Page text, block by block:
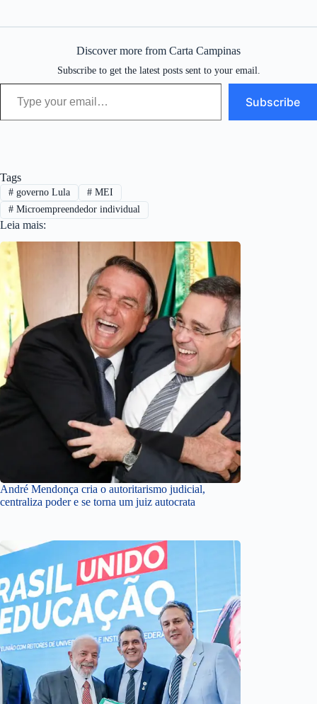
Discover more from Carta Campinas
Subscribe to get the latest posts sent to your email.
Type your email…
Subscribe
Tags
#governo Lula #MEI
#Microempreendedor individual
Leia mais:
André Mendonça cria o autoritarismo judicial,
centraliza poder e se torna um juiz autocrata